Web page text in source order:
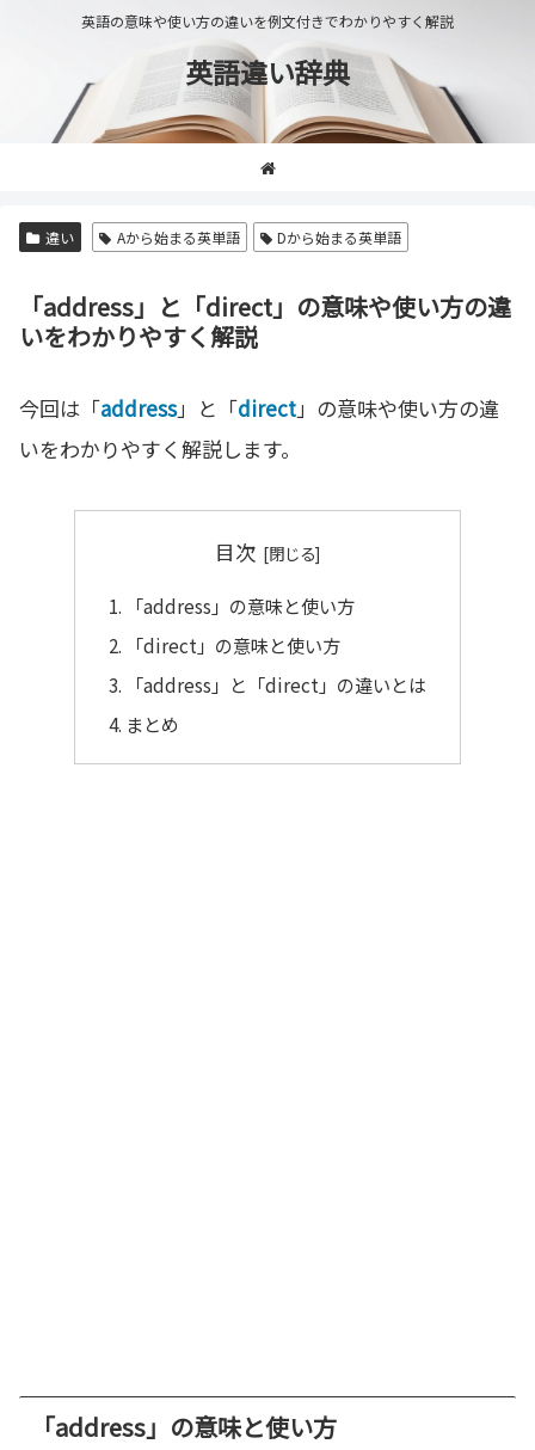
英語の意味や使い方の違いを例文付きでわかりやすく解説
英語違い辞典
違い Aから始まる英単語 Dから始まる英単語
「address」と「direct」の意味や使い方の違
いをわかりやすく解説
今回は「address」と「direct」の意味や使い方の違
いをわかりやすく解説します。
目次
「address」の意味と使い方
「direct」の意味と使い方
「address」と「direct」の違いとは
まとめ
「address」の意味と使い方